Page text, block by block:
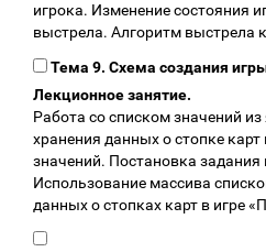
игрока. Изменение состояния
выстрела. Алгоритм выстрела
Тема 9. Схема создания
Лекционное занятие.
Работа со списком значений
хранения данных о стопке
значений. Постановка
Использование массива
данных о стопках карт в игре